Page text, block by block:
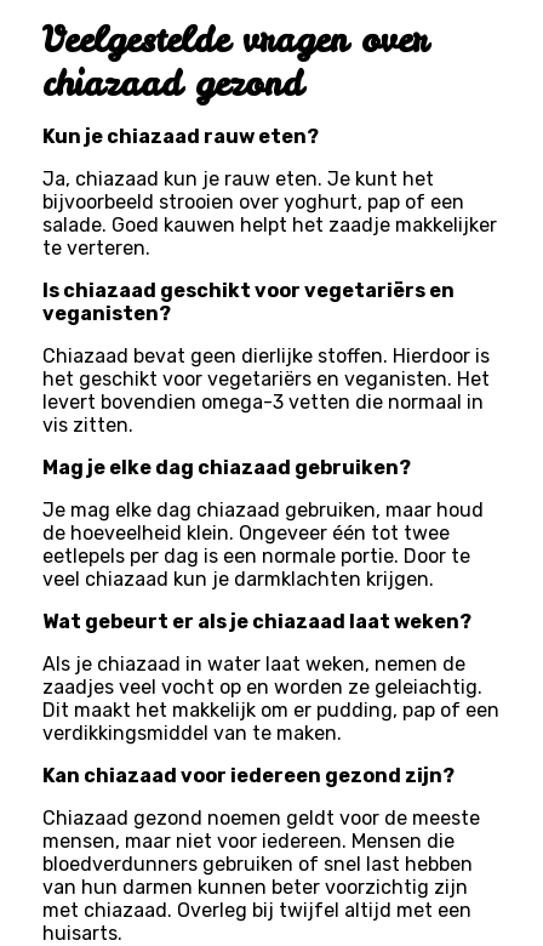
Veelgestelde vragen over
chiazaad gezond
Kun je chiazaad rauw eten?
Ja, chiazaad kun je rauw eten. Je kunt het
bijvoorbeeld strooien over yoghurt, pap of een
salade. Goed kauwen helpt het zaadje makkelijker
te verteren.
Is chiazaad geschikt voor vegetariërs en
veganisten?
Chiazaad bevat geen dierlijke stoffen. Hierdoor is
het geschikt voor vegetariërs en veganisten. Het
levert bovendien omega-3 vetten die normaal in
vis zitten.
Mag je elke dag chiazaad gebruiken?
Je mag elke dag chiazaad gebruiken, maar houd
de hoeveelheid klein. Ongeveer één tot twee
eetlepels per dag is een normale portie. Door te
veel chiazaad kun je darmklachten krijgen.
Wat gebeurt er als je chiazaad laat weken?
Als je chiazaad in water laat weken, nemen de
zaadjes veel vocht op en worden ze geleiachtig.
Dit maakt het makkelijk om er pudding, pap of een
verdikkingsmiddel van te maken.
Kan chiazaad voor iedereen gezond zijn?
Chiazaad gezond noemen geldt voor de meeste
mensen, maar niet voor iedereen. Mensen die
bloedverdunners gebruiken of snel last hebben
van hun darmen kunnen beter voorzichtig zijn
met chiazaad. Overleg bij twijfel altijd met een
huisarts.